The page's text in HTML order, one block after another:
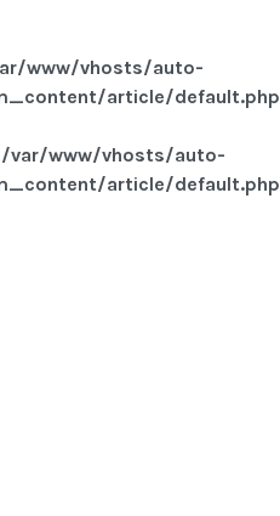
www/vhosts/auto-
article/default.php
/var/www/vhosts/auto-
article/default.php